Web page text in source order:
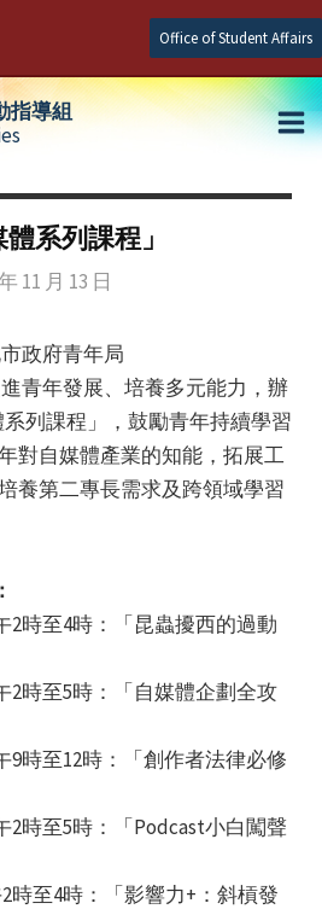
Office of Student Affairs
指導組
系列課程」
11 月 13 日
政府青年局
青年發展、培養多元能力，辦
列課程」，鼓勵青年持續學習
對自媒體產業的知能，拓展工
養第二專長需求及跨領域學習
2時至4時：「昆蟲擾西的過動
2時至5時：「自媒體企劃全攻
9時至12時：「創作者法律必修
2時至5時：「Podcast小白闖聲
時至4時：「影響力+：斜槓發